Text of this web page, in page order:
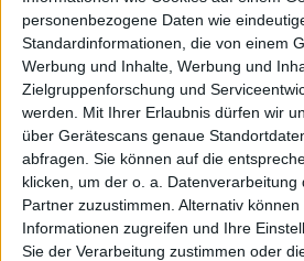
personenbezogene Daten wie
Standardinformationen, die von einem
Werbung und Inhalte, Werbung und
Zielgruppenforschung und
werden.
Mit Ihrer Erlaubnis dürfen wir
über Gerätescans genaue
abfragen. Sie können auf die
klicken, um der o. a.
Partner zuzustimmen. Alternativ
Informationen zugreifen und Ihre
Sie der Verarbeitung zustimmen oder